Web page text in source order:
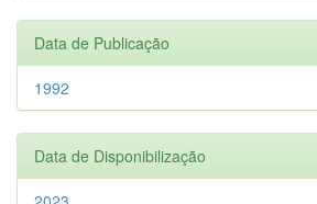
Data de Publicação
1992
Data de Disponibilização